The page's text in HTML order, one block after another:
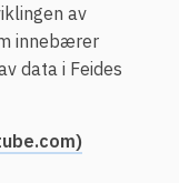
av
innebærer
data i Feides